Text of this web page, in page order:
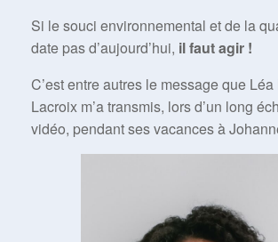
Si le souci environnemental et de la
date pas d’aujourd’hui, il faut agir !
C’est entre autres le message que
Lacroix m’a transmis, lors d’un long
vidéo, pendant ses vacances à